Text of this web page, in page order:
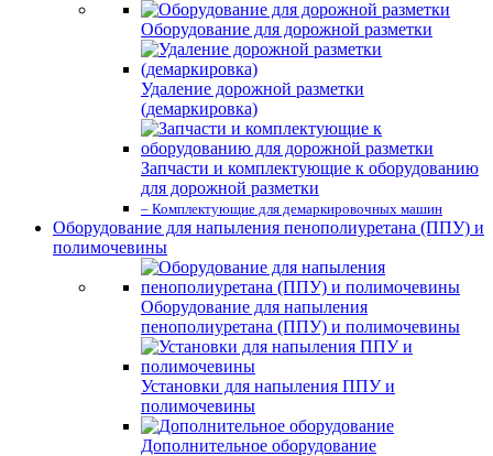
Оборудование для дорожной разметки
Удаление дорожной разметки
(демаркировка)
Запчасти и комплектующие к оборудованию
для дорожной разметки
– Комплектующие для демаркировочных машин
Оборудование для напыления пенополиуретана (ППУ) и
полимочевины
Оборудование для напыления
пенополиуретана (ППУ) и полимочевины
Установки для напыления ППУ и
полимочевины
Дополнительное оборудование